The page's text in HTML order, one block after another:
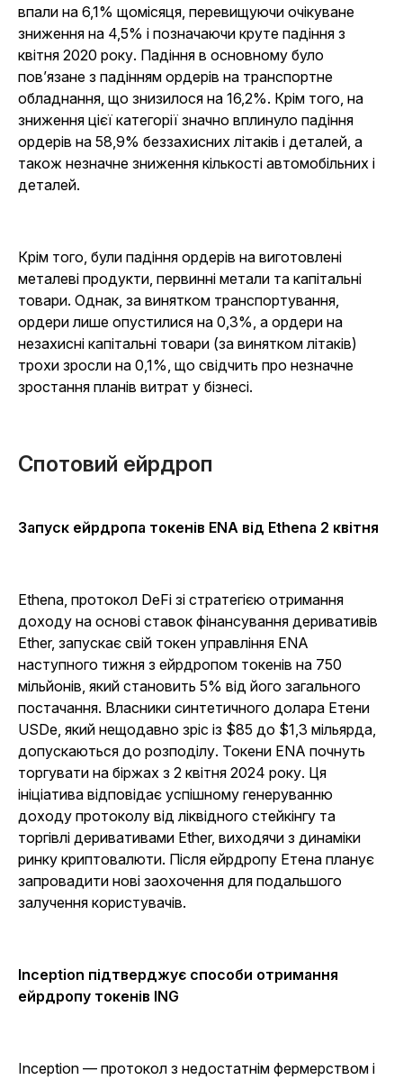
впали на 6,1% щомісяця, перевищуючи очікуване
зниження на 4,5% і позначаючи круте падіння з
квітня 2020 року. Падіння в основному було
пов’язане з падінням ордерів на транспортне
обладнання, що знизилося на 16,2%. Крім того, на
зниження цієї категорії значно вплинуло падіння
ордерів на 58,9% беззахисних літаків і деталей, а
також незначне зниження кількості автомобільних і
деталей.
Крім того, були падіння ордерів на виготовлені
металеві продукти, первинні метали та капітальні
товари. Однак, за винятком транспортування,
ордери лише опустилися на 0,3%, а ордери на
незахисні капітальні товари (за винятком літаків)
трохи зросли на 0,1%, що свідчить про незначне
зростання планів витрат у бізнесі.
Спотовий ейрдроп
Запуск ейрдропа токенів ENA від Ethena 2 квітня
Ethena, протокол DeFi зі стратегією отримання
доходу на основі ставок фінансування деривативів
Ether, запускає свій токен управління ENA
наступного тижня з ейрдропом токенів на 750
мільйонів, який становить 5% від його загального
постачання. Власники синтетичного долара Етени
USDe, який нещодавно зріс із $85 до $1,3 мільярда,
допускаються до розподілу. Токени ENA почнуть
торгувати на біржах з 2 квітня 2024 року. Ця
ініціатива відповідає успішному генеруванню
доходу протоколу від ліквідного стейкінгу та
торгівлі деривативами Ether, виходячи з динаміки
ринку криптовалюти. Після ейрдропу Етена планує
запровадити нові заохочення для подальшого
залучення користувачів.
Inception підтверджує способи отримання
ейрдропу токенів ING
Inception — протокол з недостатнім фермерством і